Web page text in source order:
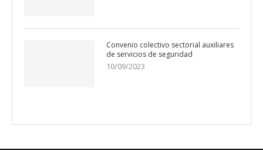
Convenio colectivo sectorial auxiliares
de servicios de seguridad
10/09/2023